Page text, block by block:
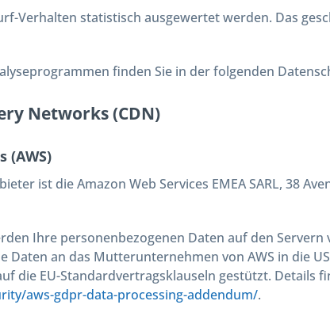
Verhalten statistisch ausgewertet werden. Das
finden Sie in der folgenden
Networks (CDN)
(AWS)
ist die Amazon Web Services EMEA SARL, 38
Ihre personenbezogenen Daten auf den Servern
Daten an das Mutterunternehmen von AWS in die
die EU-Standardvertragsklauseln gestützt. Details
aws-gdpr-data-processing-addendum/.